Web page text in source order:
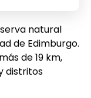
natural
de Edimburgo.
de 19 km,
distritos